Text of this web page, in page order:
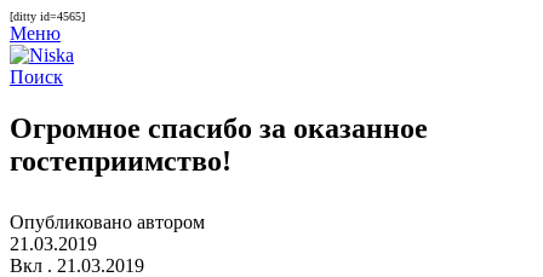
[ditty id=4565]
Меню
Поиск
Огромное спасибо за оказанное
гостеприимство!
Опубликовано автором
21.03.2019
Вкл . 21.03.2019